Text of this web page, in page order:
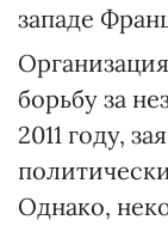
западе
борьбу за
2011 году,
Однако,